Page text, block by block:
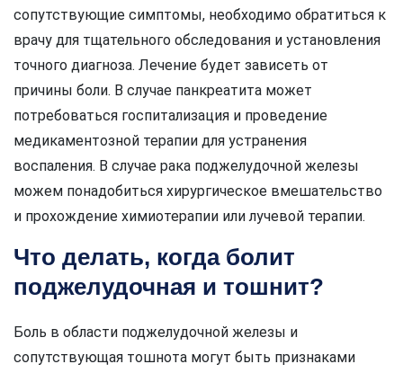
сопутствующие симптомы, необходимо обратиться к
врачу для тщательного обследования и установления
точного диагноза. Лечение будет зависеть от
причины боли. В случае панкреатита может
потребоваться госпитализация и проведение
медикаментозной терапии для устранения
воспаления. В случае рака поджелудочной железы
можем понадобиться хирургическое вмешательство
и прохождение химиотерапии или лучевой терапии.
Что делать, когда болит
поджелудочная и тошнит?
Боль в области поджелудочной железы и
сопутствующая тошнота могут быть признаками